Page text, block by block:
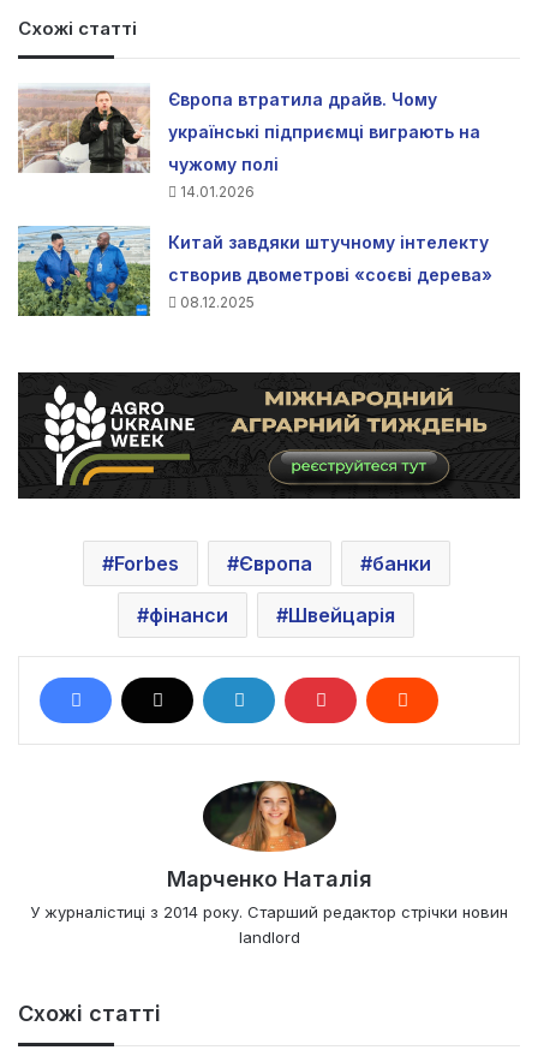
Схожі статті
Європа втратила драйв. Чому
українські підприємці виграють на
чужому полі
14.01.2026
Китай завдяки штучному інтелекту
створив двометрові «соєві дерева»
08.12.2025
Forbes Європа банки
фінанси Швейцарія
Марченко Наталія
У журналістиці з 2014 року. Старший редактор стрічки новин
landlord
Схожі статті